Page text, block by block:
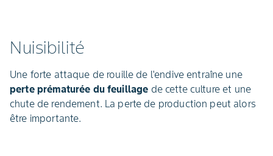
Nuisibilité
Une forte attaque de rouille de l'endive entraîne une
perte prématurée du feuillage de cette culture et une
chute de rendement. La perte de production peut alors
être importante.